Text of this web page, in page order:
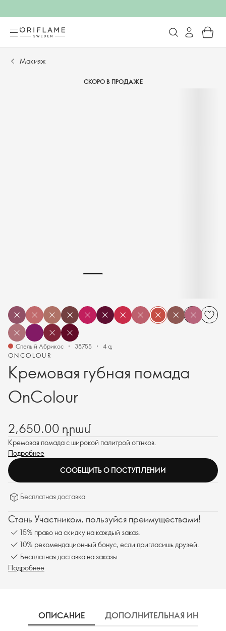
Макияж
СКОРО В ПРОДАЖЕ
ONCOLOUR
Кремовая губная помада
OnColour
Спелый Абрикос 38755 4 գ
2,650.00 դրամ
Кремовая помада с широкой палитрой оттнков.
Подробнее
СООБЩИТЬ О ПОСТУПЛЕНИИ
Бесплатная доставка
Стань Участником, пользуйся преимуществами!
15% право на скидку на каждый заказ.
10% рекомендационный бонус, если пригласишь друзей.
Бесплатная доставка на заказы.
Подробнее
ОПИСАНИЕ ДОПОЛНИТЕЛЬНАЯ